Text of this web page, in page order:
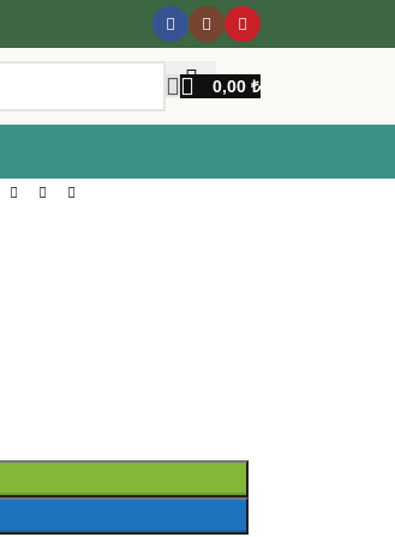
0,00 ₺